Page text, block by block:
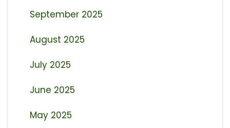
September 2025
August 2025
July 2025
June 2025
May 2025